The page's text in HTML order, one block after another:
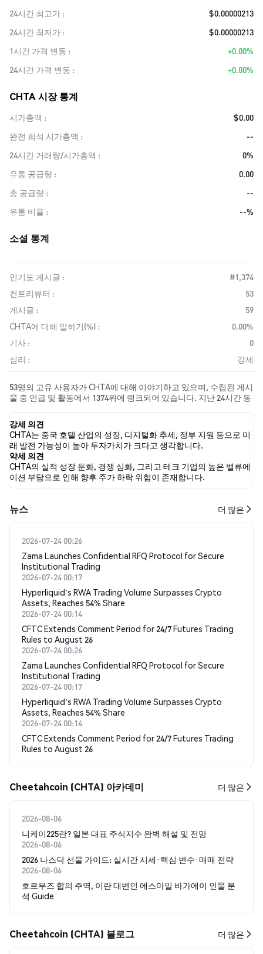
24시간 최고가
$0.00000213
24시간 최저가
$0.00000213
1시간 가격 변동
+0.00%
24시간 가격 변동
+0.00%
CHTA 시장 통계
시가총액
$0.00
완전 희석 시가총액
--
24시간 거래량/시가총액
0%
유통 공급량
0.00
총 공급량
--
유통 비율
--%
소셜 통계
인기도 게시글 :
#1,374
컨트리뷰터 :
53
게시글 :
59
CHTA에 대해 말하기(%) :
0.00%
기사 :
0
심리 :
강세
53명의 고유 사용자가 CHTA에 대해 이야기하고 있으며, 수집된 게시
물 중 언급 및 활동에서 1374위에 랭크되어 있습니다. 지난 24시간 동
으로, CHTA에 대한 뉴스 기사 0건이 게시되었습니다. 트위터에서는
23.08%의 트윗이 강세 감정을, 0.00%의 트윗이 약세 감정을 보였습
니다. 76.92%의 트윗은 CHTA에 대해 중립적인 감정을 나타냈습니
다. 이 감정 분석은 13개의 트윗을 기반으로 합니다.
강세 의견
CHTA는 중국 호텔 산업의 성장, 디지털화 추세, 정부 지원 등으로 미
래 발전 가능성이 높아 투자가치가 크다고 생각합니다.
약세 의견
CHTA의 실적 성장 둔화, 경쟁 심화, 그리고 테크 기업의 높은 밸류에
이션 부담으로 인해 향후 주가 하락 위험이 존재합니다.
뉴스 더 많은
2026-07-24 00:26
Zama Launches Confidential RFQ Protocol for Secure
Institutional Trading
2026-07-24 00:17
Hyperliquid's RWA Trading Volume Surpasses Crypto
Assets, Reaches 54% Share
2026-07-24 00:14
CFTC Extends Comment Period for 24/7 Futures Trading
Rules to August 26
2026-07-24 00:26
Zama Launches Confidential RFQ Protocol for Secure
Institutional Trading
2026-07-24 00:17
Hyperliquid's RWA Trading Volume Surpasses Crypto
Assets, Reaches 54% Share
2026-07-24 00:14
CFTC Extends Comment Period for 24/7 Futures Trading
Rules to August 26
Cheetahcoin (CHTA) 아카데미 더 많은
2026-08-06
니케이225란? 일본 대표 주식지수 완벽 해설 및 전망
2026-08-06
2026 나스닥 선물 가이드: 실시간 시세·핵심 변수·매매 전략
2026-08-06
호르무즈 합의 주역, 이란 대변인 에스마일 바가에이 인물 분
석 Guide
Cheetahcoin (CHTA) 블로그 더 많은